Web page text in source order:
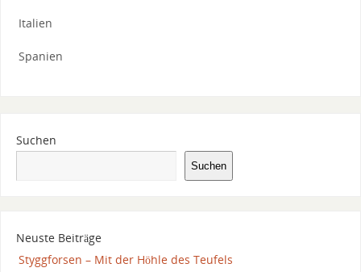
Italien
Spanien
Suchen
Suchen
Neuste Beiträge
Styggforsen – Mit der Höhle des Teufels